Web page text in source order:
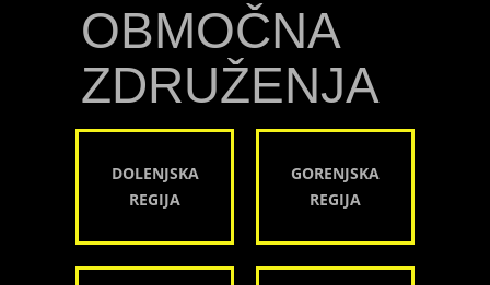
OBMOČNA
ZDRUŽENJA
DOLENJSKA
REGIJA
GORENJSKA
REGIJA